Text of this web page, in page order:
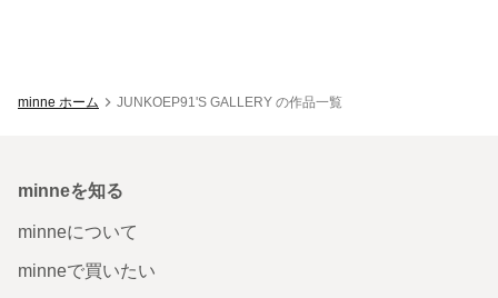
minne ホーム JUNKOEP91'S GALLERY の作品一覧
minneを知る
minneについて
minneで買いたい